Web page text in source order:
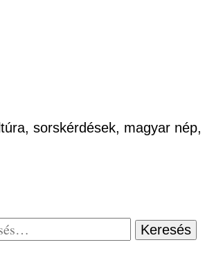
sorskérdések, magyar nép,